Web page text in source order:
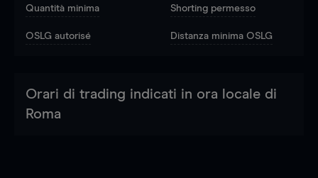
Quantità minima Shorting permesso
OSLG autorisé Distanza minima OSLG
Orari di trading indicati in ora locale di
Roma